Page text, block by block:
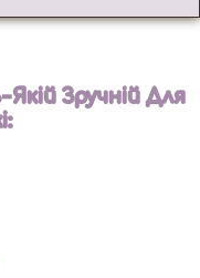
Зручній Для